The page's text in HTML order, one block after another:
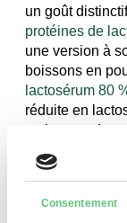
Consentement
un goût
protéines de
une version à
boissons en
lactosérum 80
réduite en
au lactose.
nécessitent à